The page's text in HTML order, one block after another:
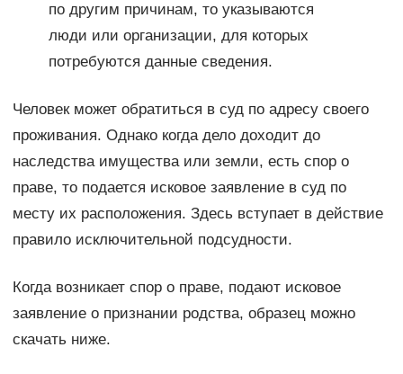
по другим причинам, то указываются
люди или организации, для которых
потребуются данные сведения.
Человек может обратиться в суд по адресу своего
проживания. Однако когда дело доходит до
наследства имущества или земли, есть спор о
праве, то подается исковое заявление в суд по
месту их расположения. Здесь вступает в действие
правило исключительной подсудности.
Когда возникает спор о праве, подают исковое
заявление о признании родства, образец можно
скачать ниже.